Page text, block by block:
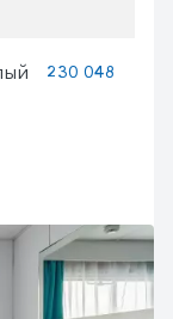
230 048